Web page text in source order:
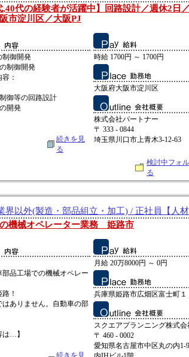
,40代の経験者が活躍中】回路設計／週休2日
市淀川区／大阪PJ
制御開発
制御開発
：
御等の回路設計
開発
続きを見
る
時給 1700円 ～ 1700円
大阪府大阪市淀川区
株式会社パートナー
〒 333 - 0844
埼玉県川口市上青木3-12-63
検討中フォ
る
界以外(製造・部品組立・加工) / 正社員【人材
機械オペレーター業務 姫路市
品工場での機械オペレー
！
はありません。自動車の部
は…】
続きを見
月給 20万8000円 ～ 0円
兵庫県姫路市広畑区富士町
スクエアプランニング株式会
〒 460 - 0002
愛知県名古屋市中区丸の内1-